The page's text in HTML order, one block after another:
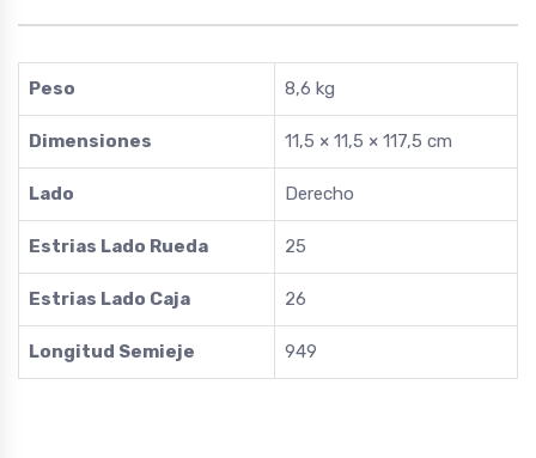
Peso 8,6 kg
Dimensiones 11,5 × 11,5 × 117,5 cm
Lado Derecho
Estrias Lado Rueda 25
Estrias Lado Caja 26
Longitud Semieje 949